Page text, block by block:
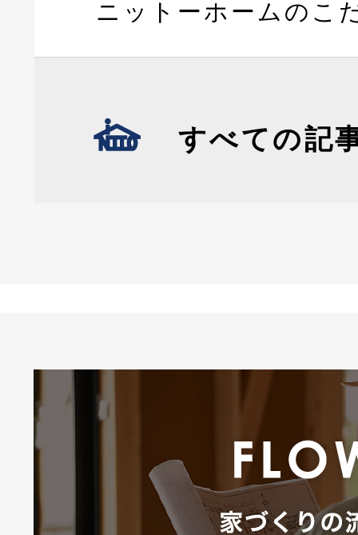
ニットーホームのこ
すべての記